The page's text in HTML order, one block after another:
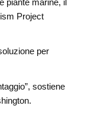
piante marine, il
Project
per
sostiene